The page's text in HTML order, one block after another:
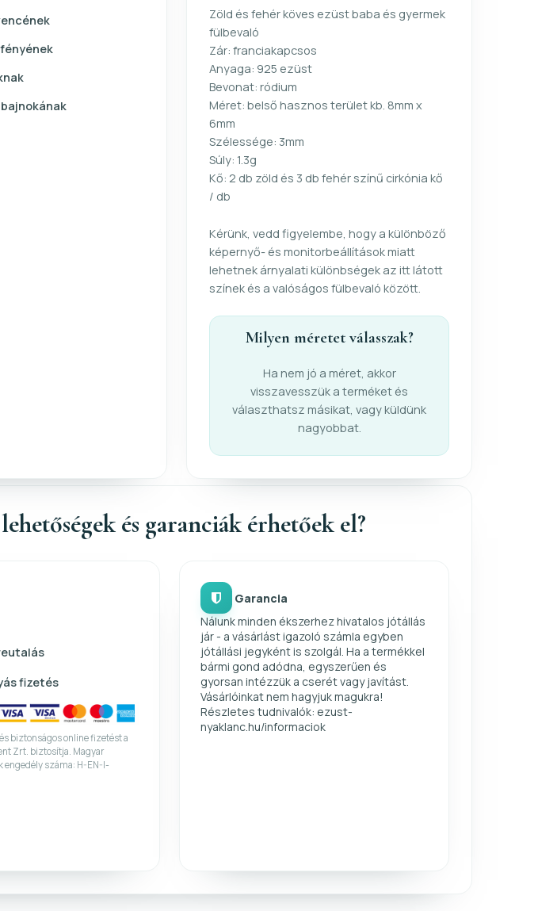
Zöld és fehér köves ezüst baba és gyermek
fülbevaló
Zár: franciakapcsos
Anyaga: 925 ezüst
Bevonat: ródium
Méret: belső hasznos terület kb. 8mm x
6mm
Szélessége: 3mm
Súly: 1.3g
Kő: 2 db zöld és 3 db fehér színű cirkónia kő
/ db
Kérünk, vedd figyelembe, hogy a különböző
képernyő- és monitorbeállítások miatt
lehetnek árnyalati különbségek az itt látott
színek és a valóságos fülbevaló között.
Milyen méretet válasszak?
Ha nem jó a méret, akkor
visszavesszük a terméket és
választhatsz másikat, vagy küldünk
nagyobbat.
és garanciák érhetőek el?
fizetés
biztonságos online fizetést a
Zrt. biztosítja. Magyar
engedély száma: H-EN-I-
Garancia
Nálunk minden ékszerhez hivatalos jótállás
jár - a vásárlást igazoló számla egyben
jótállási jegyként is szolgál. Ha a termékkel
bármi gond adódna, egyszerűen és
gyorsan intézzük a cserét vagy javítást.
Vásárlóinkat nem hagyjuk magukra!
Részletes tudnivalók: ezust-
nyaklanc.hu/informaciok